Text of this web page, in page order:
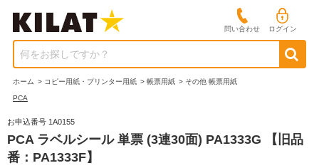
問い合わせ ログイン
何をお探しですか？
ホーム > コピー用紙・プリンター用紙 > 帳票用紙 > その他 帳票用紙
PCA
お申込番号 1A0155
PCA ラベルシール 単票 (3連30面) PA1333G 【旧品
番：PA1333F】